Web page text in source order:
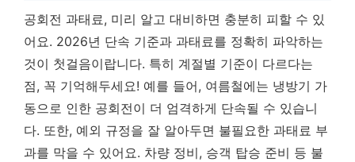
공회전 과태료, 미리 알고 대비하면 충분히 피할 수 있
어요. 2026년 단속 기준과 과태료를 정확히 파악하는
것이 첫걸음이랍니다. 특히 계절별 기준이 다르다는
점, 꼭 기억해두세요! 예를 들어, 여름철에는 냉방기 가
동으로 인한 공회전이 더 엄격하게 단속될 수 있습니
다. 또한, 예외 규정을 잘 알아두면 불필요한 과태료 부
과를 막을 수 있어요. 차량 정비, 승객 탑승 준비 등 불